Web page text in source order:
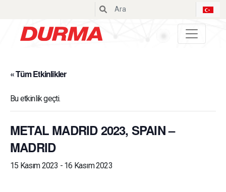
Durmazlar
« Tüm Etkinlikler
Bu etkinlik geçti.
METAL MADRID 2023, SPAIN –
MADRID
15 Kasım 2023 - 16 Kasım 2023